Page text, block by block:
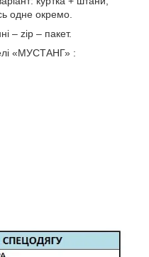
одне окремо.
– zip – пакет.
«МУСТАНГ» :